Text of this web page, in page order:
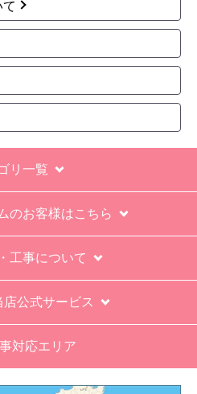
リ一覧
のお客様はこちら
工事について
公式サービス
対応エリア